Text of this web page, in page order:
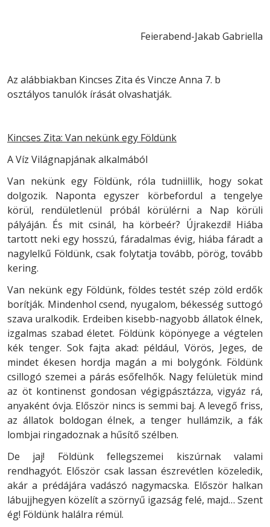
Feierabend-Jakab Gabriella
Az alábbiakban Kincses Zita és Vincze Anna 7. b
osztályos tanulók írását olvashatják.
Kincses Zita: Van nekünk egy Földünk
A Víz Világnapjának alkalmából
Van nekünk egy Földünk, róla tudniillik, hogy sokat
dolgozik. Naponta egyszer körbefordul a tengelye
körül, rendületlenül próbál körülérni a Nap körüli
pályáján. És mit csinál, ha körbeér? Újrakezdi! Hiába
tartott neki egy hosszú, fáradalmas évig, hiába fáradt a
nagylelkű Földünk, csak folytatja tovább, pörög, tovább
kering.
Van nekünk egy Földünk, földes testét szép zöld erdők
borítják. Mindenhol csend, nyugalom, békesség suttogó
szava uralkodik. Erdeiben kisebb-nagyobb állatok élnek,
izgalmas szabad életet. Földünk köpönyege a végtelen
kék tenger. Sok fajta akad: például, Vörös, Jeges, de
mindet ékesen hordja magán a mi bolygónk. Földünk
csillogó szemei a párás esőfelhők. Nagy felületük mind
az öt kontinenst gondosan végigpásztázza, vigyáz rá,
anyaként óvja. Először nincs is semmi baj. A levegő friss,
az állatok boldogan élnek, a tenger hullámzik, a fák
lombjai ringadoznak a hűsítő szélben.
De jaj! Földünk fellegszemei kiszúrnak valami
rendhagyót. Először csak lassan észrevétlen közeledik,
akár a prédájára vadászó nagymacska. Először halkan
lábujjhegyen közelít a szörnyű igazság felé, majd… Szent
ég! Földünk halálra rémül.